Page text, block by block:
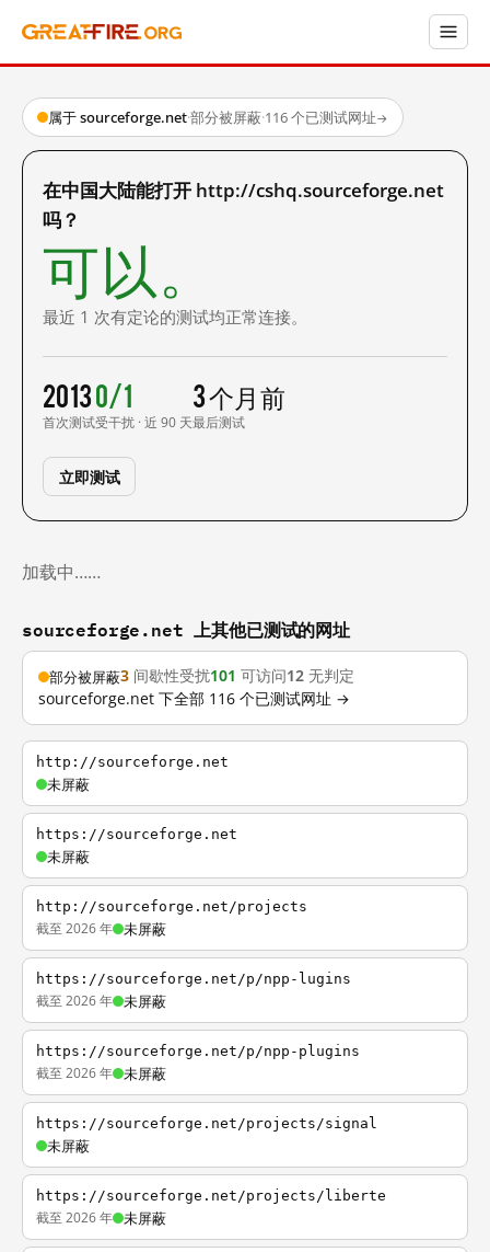
属于 sourceforge.net·部分被屏蔽·116 个已测试网址→
在中国大陆能打开 http://cshq.sourceforge.net
吗？
可以。
最近 1 次有定论的测试均正常连接。
2013
首次测试
0/1
受干扰 · 近 90 天
3 个月前
最后测试
立即测试
加载中……
sourceforge.net 上其他已测试的网址
部分被屏蔽3 间歇性受扰101 可访问12 无判定
sourceforge.net 下全部 116 个已测试网址 →
http://sourceforge.net
未屏蔽
https://sourceforge.net
未屏蔽
http://sourceforge.net/projects
截至 2026 年 未屏蔽
https://sourceforge.net/p/npp-lugins
截至 2026 年 未屏蔽
https://sourceforge.net/p/npp-plugins
截至 2026 年 未屏蔽
https://sourceforge.net/projects/signal
未屏蔽
https://sourceforge.net/projects/liberte
截至 2026 年 未屏蔽